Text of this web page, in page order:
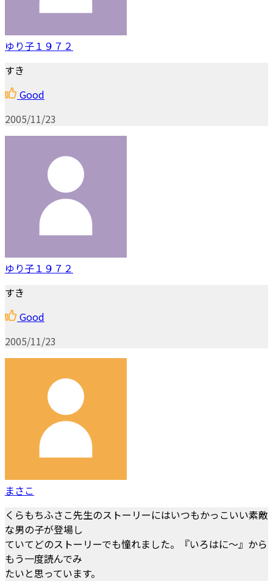
ゆり子１９７２
すき
Good
2005/11/23
ゆり子１９７２
すき
Good
2005/11/23
まさこ
くらもちふさこ先生のストーリーにはいつもかっこいい素敵
な男の子が登場し
ていてどのストーリーでも憧れました。『いろはに～』から
もう一度読んでみ
たいと思っています。